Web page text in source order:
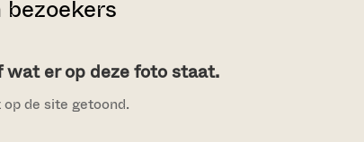
er op deze foto staat.
de site getoond.